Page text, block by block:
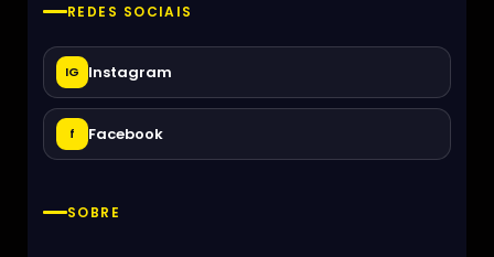
REDES SOCIAIS
IG Instagram
f Facebook
SOBRE